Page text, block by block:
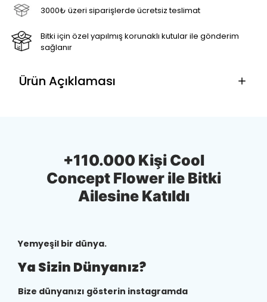
3000₺ üzeri siparişlerde ücretsiz teslimat
Bitki için özel yapılmış korunaklı kutular ile gönderim
sağlanır
Ürün Açıklaması
+110.000 Kişi Cool
Concept Flower ile Bitki
Ailesine Katıldı
Yemyeşil bir dünya.
Ya Sizin Dünyanız?
Bize dünyanızı gösterin instagramda